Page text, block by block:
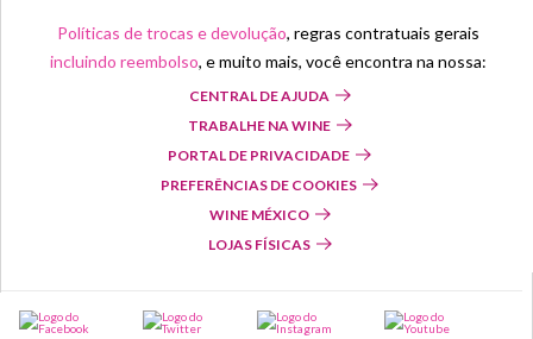
Políticas de trocas e devolução, regras contratuais gerais
incluindo reembolso, e muito mais, você encontra na nossa:
CENTRAL DE AJUDA
TRABALHE NA WINE
PORTAL DE PRIVACIDADE
PREFERÊNCIAS DE COOKIES
WINE MÉXICO
LOJAS FÍSICAS